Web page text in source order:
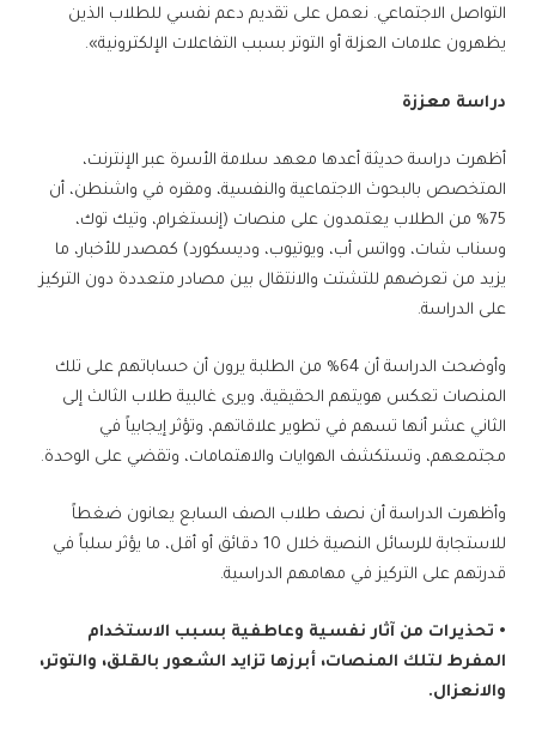
التواصل الاجتماعي. نعمل على تقديم دعم نفسي للطلاب الذين
يظهرون علامات العزلة أو التوتر بسبب التفاعلات الإلكترونية».
دراسة معززة
أظهرت دراسة حديثة أعدها معهد سلامة الأسرة عبر الإنترنت،
المتخصص بالبحوث الاجتماعية والنفسية، ومقره في واشنطن، أن
75% من الطلاب يعتمدون على منصات (إنستغرام، وتيك توك،
وسناب شات، وواتس أب، ويوتيوب، وديسكورد) كمصدر للأخبار، ما
يزيد من تعرضهم للتشتت والانتقال بين مصادر متعددة دون التركيز
على الدراسة.
وأوضحت الدراسة أن 64% من الطلبة يرون أن حساباتهم على تلك
المنصات تعكس هويتهم الحقيقية، ويرى غالبية طلاب الثالث إلى
الثاني عشر أنها تسهم في تطوير علاقاتهم، وتؤثر إيجابياً في
مجتمعهم، وتستكشف الهوايات والاهتمامات، وتقضي على الوحدة.
وأظهرت الدراسة أن نصف طلاب الصف السابع يعانون ضغطاً
للاستجابة للرسائل النصية خلال 10 دقائق أو أقل، ما يؤثر سلباً في
قدرتهم على التركيز في مهامهم الدراسية.
• تحذيرات من آثار نفسية وعاطفية بسبب الاستخدام
المفرط لتلك المنصات، أبرزها تزايد الشعور بالقلق، والتوتر،
والانعزال.